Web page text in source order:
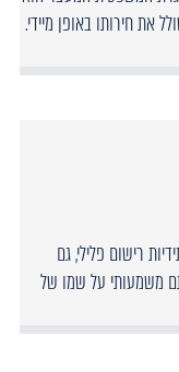
את חירותו באופן מיידי.
רישום פלילי, גם
משמעותי על שמו של